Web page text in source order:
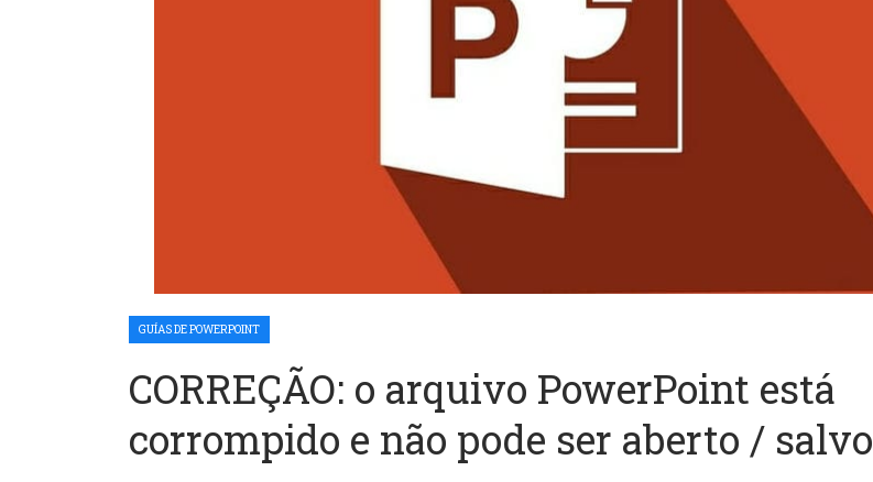
GUÍAS DE POWERPOINT
CORREÇÃO: o arquivo PowerPoint está
corrompido e não pode ser aberto / salvo